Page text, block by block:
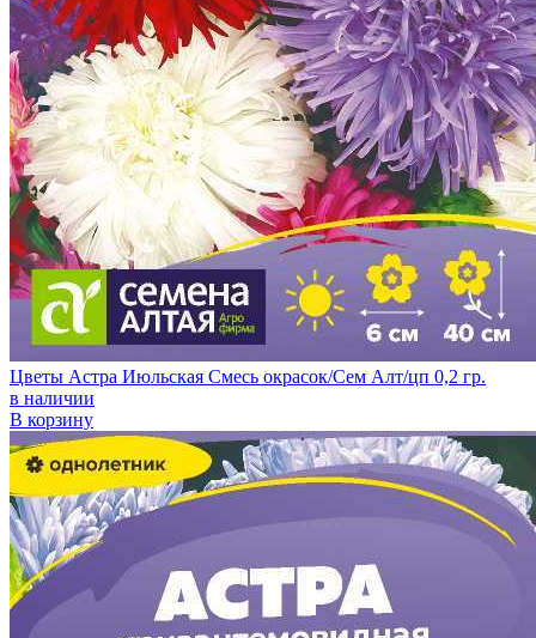
Цветы Астра Июльская Смесь окрасок/Сем Алт/цп 0,2 гр.
в наличии
В корзину